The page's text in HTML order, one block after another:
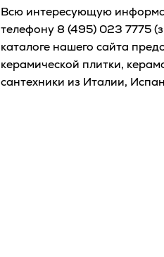
Всю интересующую
телефону 8 (495) 023 7775
каталоге нашего сайта
керамической плитки,
сантехники из Италии,